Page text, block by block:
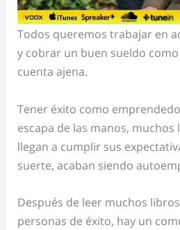
Todos queremos trabajar en
y cobrar un buen sueldo
cuenta ajena.
Tener éxito como
escapa de las manos,
llegan a cumplir sus
suerte, acaban siendo
Después de leer muchos
personas de éxito, hay un